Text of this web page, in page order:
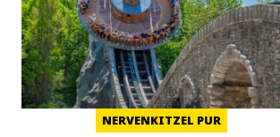
NERVENKITZEL PUR